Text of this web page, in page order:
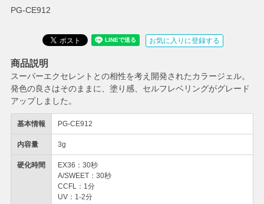
PG-CE912
基本情報 PG-CE912
内容量 3g
硬化時間
EX36：30秒
A/SWEET：30秒
CCFL：1分
UV：1-2分
お気に入りに登録する
商品説明
スーパーエクセレントとの相性を考え開発されたカラージェル。
発色の良さはそのままに、塗り感、セルフレベリングがグレード
アップしました。